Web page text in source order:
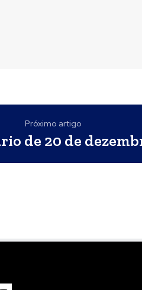
Próximo artigo
de 20 de